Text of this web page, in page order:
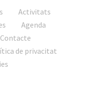
Activitats
Agenda
Contacte
de privacitat